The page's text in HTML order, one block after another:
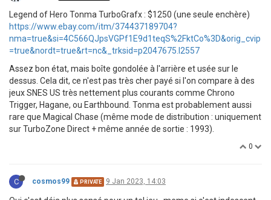
Legend of Hero Tonma TurboGrafx : $1250 (une seule enchère)
https://www.ebay.com/itm/374437189704?
nma=true&si=4C566QJpsVGPf1E9d1teqS%2FktCo%3D&orig_cvip
=true&nordt=true&rt=nc&_trksid=p2047675.l2557
Assez bon état, mais boîte gondolée à l'arrière et usée sur le
dessus. Cela dit, ce n'est pas très cher payé si l'on compare à des
jeux SNES US très nettement plus courants comme Chrono
Trigger, Hagane, ou Earthbound. Tonma est probablement aussi
rare que Magical Chase (même mode de distribution : uniquement
sur TurboZone Direct + même année de sortie : 1993).
0
C cosmos99 PRIVATE 9 Jan 2023, 14:03